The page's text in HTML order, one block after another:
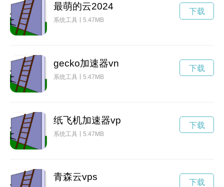
最萌的云2024
系统工具 5.47MB
下载
gecko加速器vn
系统工具 5.47MB
下载
纸飞机加速器vp
系统工具 5.47MB
下载
青森云vps 下载